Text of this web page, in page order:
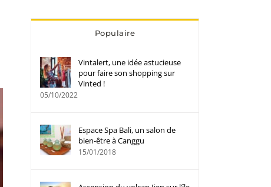
Populaire
Vintalert, une idée astucieuse
pour faire son shopping sur
Vinted !
05/10/2022
Espace Spa Bali, un salon de
bien-être à Canggu
15/01/2018